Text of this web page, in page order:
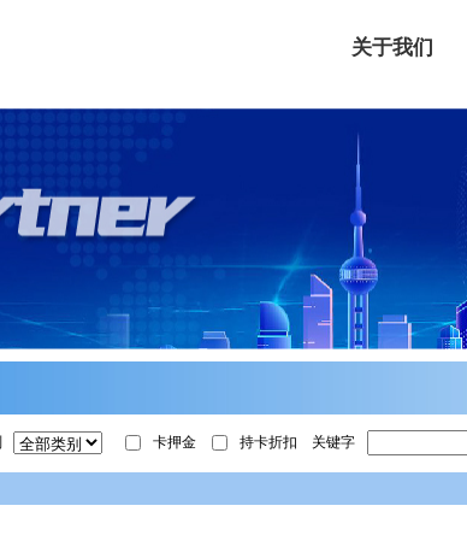
关于我们
卡押金 持卡折扣 关键字